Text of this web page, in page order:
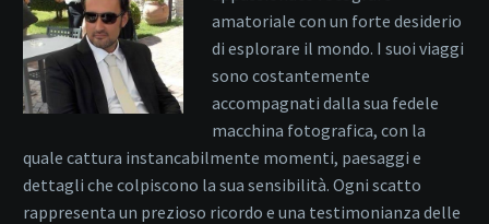
amatoriale con un forte desiderio
di esplorare il mondo. I suoi viaggi
sono costantemente
accompagnati dalla sua fedele
macchina fotografica, con la
quale cattura instancabilmente momenti, paesaggi e
dettagli che colpiscono la sua sensibilità. Ogni scatto
rappresenta un prezioso ricordo e una testimonianza delle